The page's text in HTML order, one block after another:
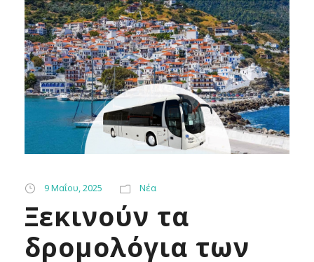
9 Μαΐου, 2025 Νέα
Ξεκινούν τα
δρομολόγια των